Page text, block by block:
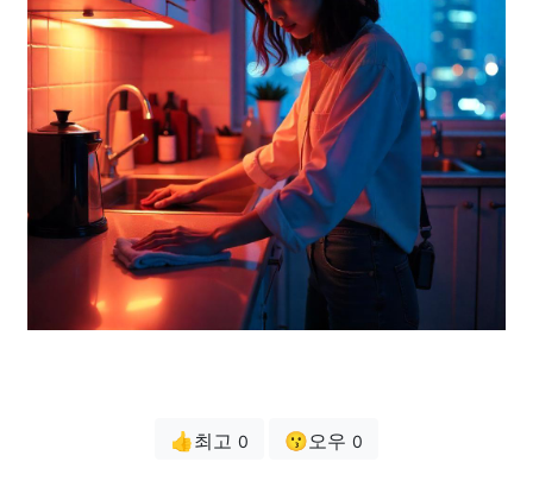
👍최고 0 😗오우 0